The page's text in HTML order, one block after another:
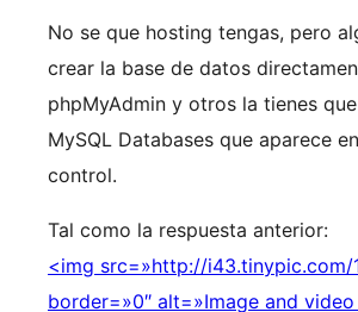
No se que hosting tengas, pero
crear la base de datos
phpMyAdmin y otros la tienes
MySQL Databases que aparece
control.
Tal como la respuesta anterior:
<img src=»http://i43.tinypic.com/
border=»0″ alt=»Image and